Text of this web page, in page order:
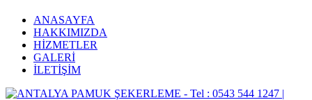
ANASAYFA
HAKKIMIZDA
HİZMETLER
GALERİ
İLETİŞİM